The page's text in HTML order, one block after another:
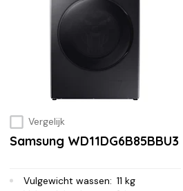
Vergelijk
Samsung WD11DG6B85BBU3
Vulgewicht wassen: 11 kg